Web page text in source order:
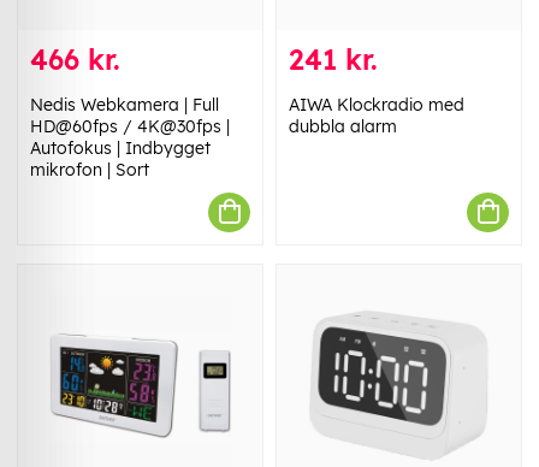
466 kr.
Nedis Webkamera | Full
HD@60fps / 4K@30fps |
Autofokus | Indbygget
mikrofon | Sort
241 kr.
AIWA Klockradio med
dubbla alarm